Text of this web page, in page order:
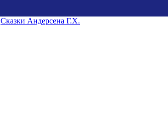
Сказки Андерсена Г.Х.